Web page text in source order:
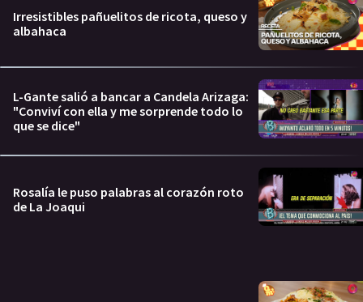
Irresistibles pañuelitos de ricota, queso y
albahaca
L-Gante salió a bancar a Candela Arizaga:
"Conviví con ella y me sorprende todo lo
que se dice"
Rosalía le puso palabras al corazón roto
de La Joaqui